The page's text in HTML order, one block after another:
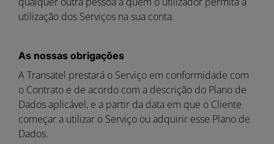
utilização dos Serviços na sua conta.
As nossas obrigações
A Transatel prestará o Serviço em conformidade com
o Contrato e de acordo com a descrição do Plano de
Dados aplicável, e a partir da data em que o Cliente
começar a utilizar o Serviço ou adquirir esse Plano de
Dados.